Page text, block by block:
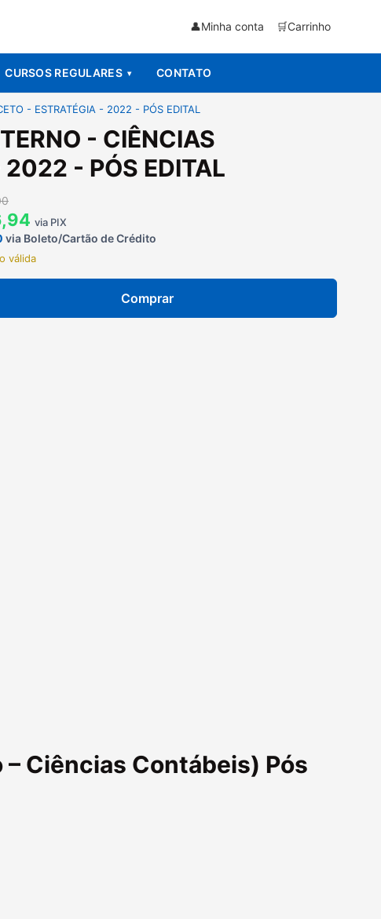
👤Minha conta 🛒Carrinho
CURSOS REGULARES CONTATO
- ESTRATÉGIA - 2022 - PÓS EDITAL
- CIÊNCIAS
- PÓS EDITAL
via PIX
via Boleto/Cartão de Crédito
válida
Comprar
Ciências Contábeis) Pós